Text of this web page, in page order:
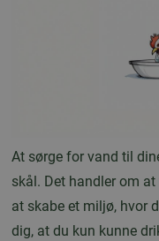
At sørge for vand til
skål. Det handler om
at skabe et miljø, hvor
dig, at du kun kunne